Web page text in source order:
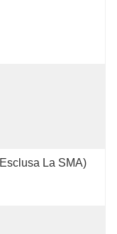
La SMA)